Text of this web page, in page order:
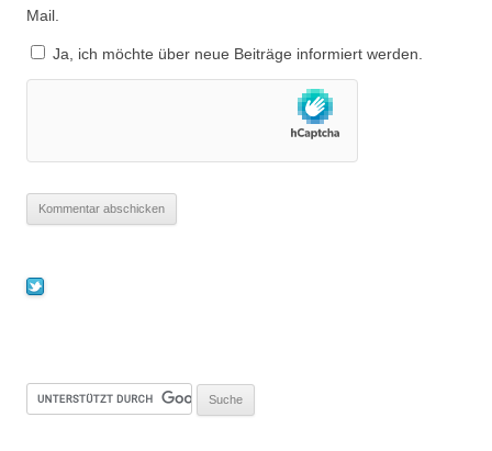
Mail.
Ja, ich möchte über neue Beiträge informiert werden.